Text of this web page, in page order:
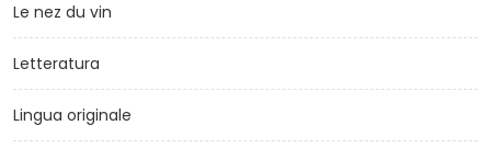
Le nez du vin
Letteratura
Lingua originale